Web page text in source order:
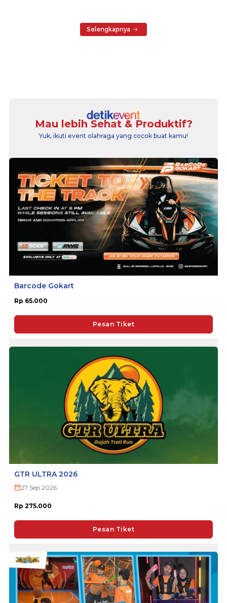
Selengkapnya
Mau lebih Sehat & Produktif?
Yuk, ikuti event olahraga yang cocok buat kamu!
Barcode Gokart
Rp 65.000
Pesan Tiket
GTR ULTRA 2026
27 Sep 2026
Rp 275.000
Pesan Tiket